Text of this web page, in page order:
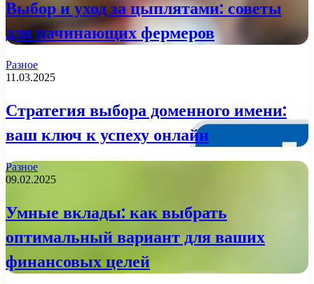
Выбор и уход за цыплятами: советы
для начинающих фермеров
Разное
11.03.2025
Стратегия выбора доменного имени:
ваш ключ к успеху онлайн
Разное
09.02.2025
Умные вклады: как выбрать
оптимальный вариант для ваших
финансовых целей